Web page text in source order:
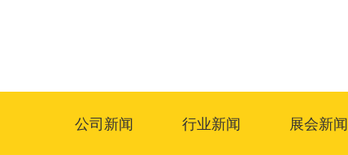
公司新闻 行业新闻 展会新闻